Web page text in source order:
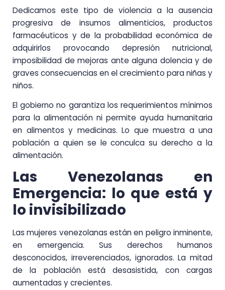
Dedicamos este tipo de violencia a la ausencia
progresiva de insumos alimenticios, productos
farmacéuticos y de la probabilidad económica de
adquirirlos provocando depresión nutricional,
imposibilidad de mejoras ante alguna dolencia y de
graves consecuencias en el crecimiento para niñas y
niños.
El gobierno no garantiza los requerimientos mínimos
para la alimentación ni permite ayuda humanitaria
en alimentos y medicinas. Lo que muestra a una
población a quien se le conculca su derecho a la
alimentación.
Las Venezolanas en
Emergencia: lo que está y
lo invisibilizado
Las mujeres venezolanas están en peligro inminente,
en emergencia. Sus derechos humanos
desconocidos, irreverenciados, ignorados. La mitad
de la población está desasistida, con cargas
aumentadas y crecientes.